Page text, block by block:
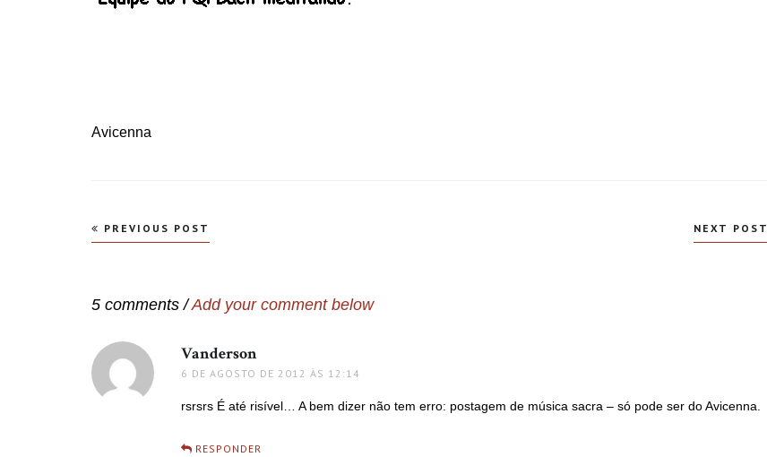
Avicenna
Navegação
PREVIOUS POST NEXT POST
5 comments /Add your comment below
Vanderson
6 DE AGOSTO DE 2012 ÀS 12:14
rsrsrs É até risível… A bem dizer não tem erro: postagem de música sacra – só pode ser do Avicenna.
RESPONDER